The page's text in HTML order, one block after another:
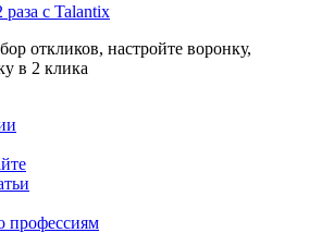
раза с Talantix
откликов, настройте воронку,
в 2 клика
профессиям